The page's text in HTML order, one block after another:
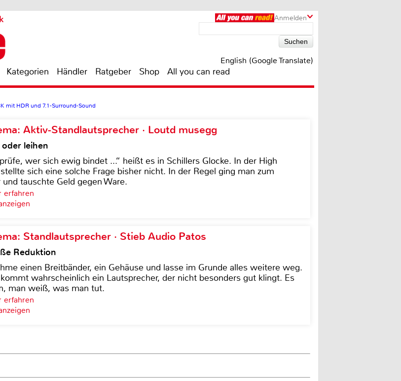
Anmelden
English (Google Translate)
Kategorien Händler Ratgeber Shop All you can read
mit HDR und 7.1-Surround-Sound
Aktiv-Standlautsprecher · Loutd musegg
leihen
wer sich ewig bindet ...“ heißt es in Schillers Glocke. In der High
sich eine solche Frage bisher nicht. In der Regel ging man zum
und tauschte Geld gegen Ware.
erfahren
Standlautsprecher · Stieb Audio Patos
Reduktion
einen Breitbänder, ein Gehäuse und lasse im Grunde alles weitere weg.
wahrscheinlich ein Lautsprecher, der nicht besonders gut klingt. Es
man weiß, was man tut.
erfahren